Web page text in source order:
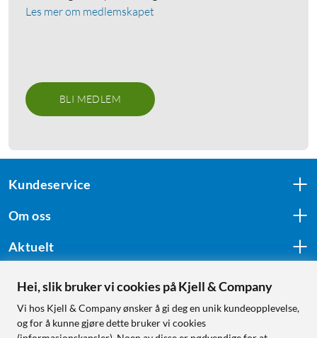
Les mer om medlemskapet
BLI MEDLEM
Kundeservice
Om oss
Aktuelt
Følg oss
Hei, slik bruker vi cookies på Kjell & Company
Vi hos Kjell & Company ønsker å gi deg en unik kundeopplevelse,
og for å kunne gjøre dette bruker vi cookies